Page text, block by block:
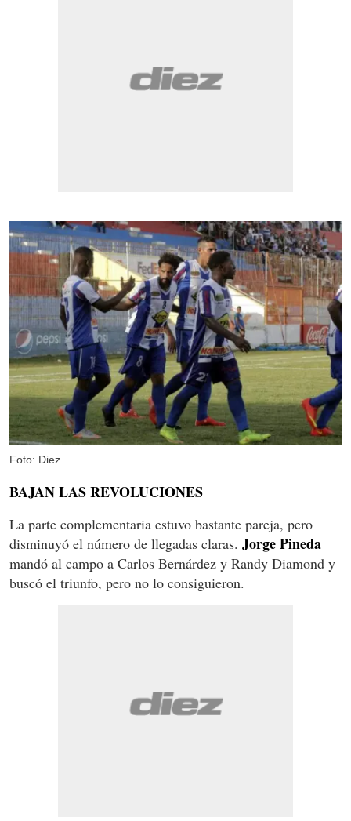
Foto: Diez
BAJAN LAS REVOLUCIONES
La parte complementaria estuvo bastante pareja, pero
disminuyó el número de llegadas claras. Jorge Pineda
mandó al campo a Carlos Bernárdez y Randy Diamond y
buscó el triunfo, pero no lo consiguieron.